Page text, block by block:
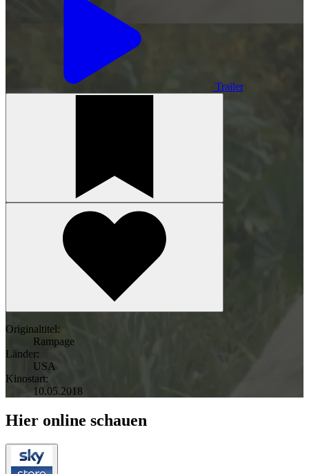
Trailer
Originaltitel:
Rampage
Länder:
USA
Kinostart:
10.05.2018
Hier online schauen